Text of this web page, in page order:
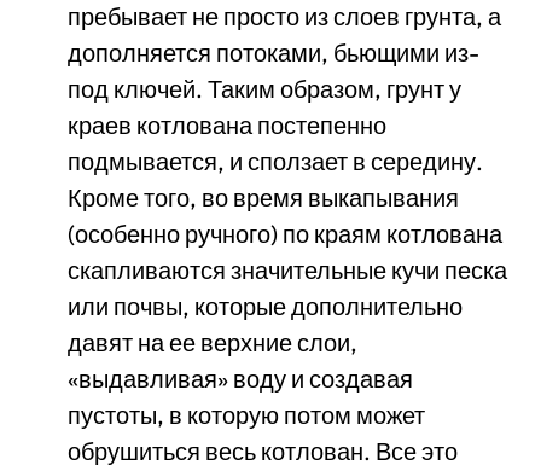
пребывает не просто из слоев грунта, а
дополняется потоками, бьющими из-
под ключей. Таким образом, грунт у
краев котлована постепенно
подмывается, и сползает в середину.
Кроме того, во время выкапывания
(особенно ручного) по краям котлована
скапливаются значительные кучи песка
или почвы, которые дополнительно
давят на ее верхние слои,
«выдавливая» воду и создавая
пустоты, в которую потом может
обрушиться весь котлован. Все это